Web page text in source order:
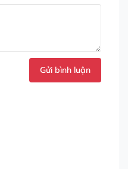
Gửi bình luận